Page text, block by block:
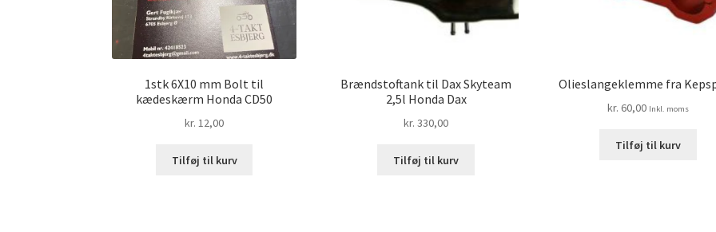
1stk 6X10 mm Bolt til
kædeskærm Honda CD50
kr. 12,00
Tilføj til kurv
Brændstoftank til Dax Skyteam
2,5l Honda Dax
kr. 330,00
Tilføj til kurv
Olieslangeklemme fra
kr. 60,00 Inkl. moms
Tilføj til kurv